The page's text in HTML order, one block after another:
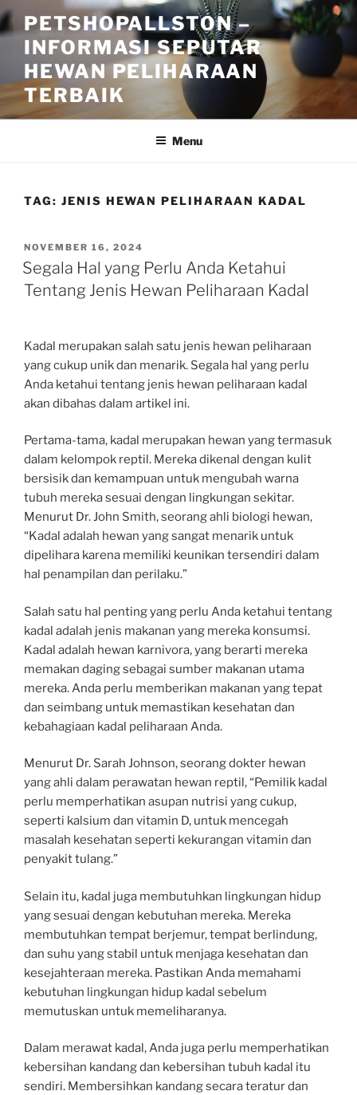
Skip
to
content
PETSHOPALLSTON –
INFORMASI SEPUTAR
HEWAN PELIHARAAN
TERBAIK
Menu
TAG: JENIS HEWAN PELIHARAAN KADAL
POSTED
ON
NOVEMBER 16, 2024
Segala Hal yang Perlu Anda Ketahui
Tentang Jenis Hewan Peliharaan Kadal
Kadal merupakan salah satu jenis hewan peliharaan
yang cukup unik dan menarik. Segala hal yang perlu
Anda ketahui tentang jenis hewan peliharaan kadal
akan dibahas dalam artikel ini.
Pertama-tama, kadal merupakan hewan yang termasuk
dalam kelompok reptil. Mereka dikenal dengan kulit
bersisik dan kemampuan untuk mengubah warna
tubuh mereka sesuai dengan lingkungan sekitar.
Menurut Dr. John Smith, seorang ahli biologi hewan,
“Kadal adalah hewan yang sangat menarik untuk
dipelihara karena memiliki keunikan tersendiri dalam
hal penampilan dan perilaku.”
Salah satu hal penting yang perlu Anda ketahui tentang
kadal adalah jenis makanan yang mereka konsumsi.
Kadal adalah hewan karnivora, yang berarti mereka
memakan daging sebagai sumber makanan utama
mereka. Anda perlu memberikan makanan yang tepat
dan seimbang untuk memastikan kesehatan dan
kebahagiaan kadal peliharaan Anda.
Menurut Dr. Sarah Johnson, seorang dokter hewan
yang ahli dalam perawatan hewan reptil, “Pemilik kadal
perlu memperhatikan asupan nutrisi yang cukup,
seperti kalsium dan vitamin D, untuk mencegah
masalah kesehatan seperti kekurangan vitamin dan
penyakit tulang.”
Selain itu, kadal juga membutuhkan lingkungan hidup
yang sesuai dengan kebutuhan mereka. Mereka
membutuhkan tempat berjemur, tempat berlindung,
dan suhu yang stabil untuk menjaga kesehatan dan
kesejahteraan mereka. Pastikan Anda memahami
kebutuhan lingkungan hidup kadal sebelum
memutuskan untuk memeliharanya.
Dalam merawat kadal, Anda juga perlu memperhatikan
kebersihan kandang dan kebersihan tubuh kadal itu
sendiri. Membersihkan kandang secara teratur dan